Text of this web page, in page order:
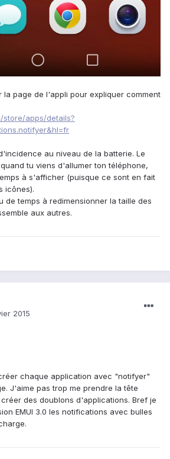
la page de l'appli pour expliquer comment
store/apps/details?
au niveau de la batterie. Le
tu viens d'allumer ton téléphone,
à s'afficher (puisque ce sont en fait
icônes).
de temps à redimensionner la taille des
aux autres.
2015
chaque application avec "notifyer"
J'aime pas trop me prendre la tête
des doublons d'applications. Bref je
EMUI 3.0 les notifications avec bulles